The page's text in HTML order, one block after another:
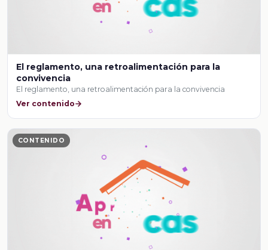
El reglamento, una retroalimentación para la
convivencia
El reglamento, una retroalimentación para la convivencia
Ver contenido
CONTENIDO